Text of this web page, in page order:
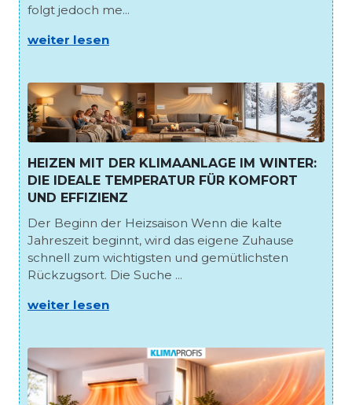
folgt jedoch me...
weiter lesen
HEIZEN MIT DER KLIMAANLAGE IM WINTER:
DIE IDEALE TEMPERATUR FÜR KOMFORT
UND EFFIZIENZ
Der Beginn der Heizsaison Wenn die kalte
Jahreszeit beginnt, wird das eigene Zuhause
schnell zum wichtigsten und gemütlichsten
Rückzugsort. Die Suche ...
weiter lesen